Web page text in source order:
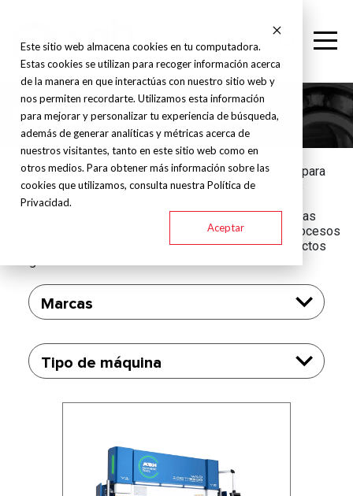
Este sitio web almacena cookies en tu computadora.
Estas cookies se utilizan para recoger información acerca
de la manera en que interactúas con nuestro sitio web y
nos permiten recordarte. Utilizamos esta información
para mejorar y personalizar tu experiencia de búsqueda,
además de generar analíticas y métricas acerca de
nuestros visitantes, tanto en este sitio web como en
otros medios. Para obtener más información sobre las
cookies que utilizamos, consulta nuestra Política de
Privacidad.
Aceptar
Máquinas Grandes
Con estructuras robustas, alta precisión y capacidad para
manejar piezas de gran envergadura, estas máquinas
ofrecen una productividad inigualable. Ideales para
aplicaciones que requieren fuerza y precisión, nuestras
soluciones de gran formato te permiten optimizar procesos
complejos y garantizar la máxima eficiencia en proyectos
Marcas
Tipo de máquina